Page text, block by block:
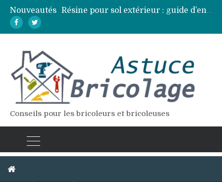
Nouveautés
Résine pour sol extérieur : guide d’entretien et réparation des fissures
Pose d’une dalle béton : 7 erreurs à éviter pour un résultat durable
Conseils pour les bricoleurs et bricoleuses
Se protéger